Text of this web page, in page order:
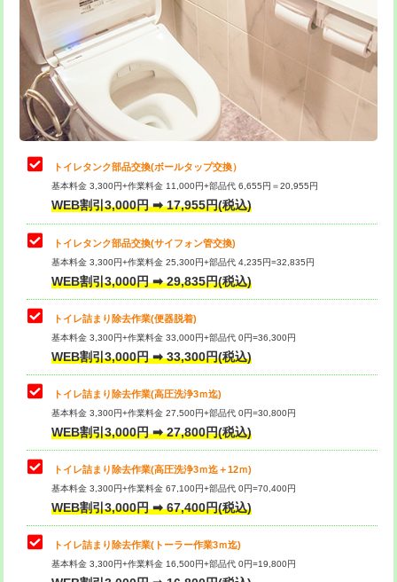
トイレタンク部品交換(ボールタップ交換）
基本料金 3,300円+作業料金 11,000円+部品代 6,655円＝20,955円
WEB割引3,000円 ➡ 17,955円(税込)
トイレタンク部品交換(サイフォン管交換)
基本料金 3,300円+作業料金 25,300円+部品代 4,235円=32,835円
WEB割引3,000円 ➡ 29,835円(税込)
トイレ詰まり除去作業(便器脱着)
基本料金 3,300円+作業料金 33,000円+部品代 0円=36,300円
WEB割引3,000円 ➡ 33,300円(税込)
トイレ詰まり除去作業(高圧洗浄3ｍ迄)
基本料金 3,300円+作業料金 27,500円+部品代 0円=30,800円
WEB割引3,000円 ➡ 27,800円(税込)
トイレ詰まり除去作業(高圧洗浄3ｍ迄＋12ｍ)
基本料金 3,300円+作業料金 67,100円+部品代 0円=70,400円
WEB割引3,000円 ➡ 67,400円(税込)
トイレ詰まり除去作業(トーラー作業3ｍ迄)
基本料金 3,300円+作業料金 16,500円+部品代 0円=19,800円